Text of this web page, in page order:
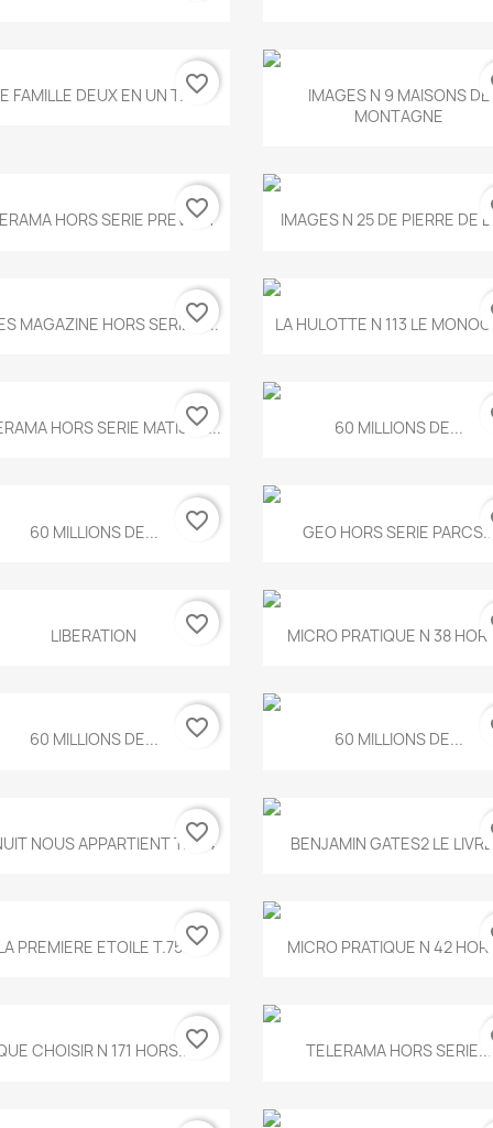
Aperçu rapide
FAMILLE DEUX EN UN T.675
favorite_border Aperçu rapide
IMAGES N 9 MAISONS DE
MONTAGNE
Aperçu rapide
HORS SERIE PREVERT
favorite_border Aperçu rapide
IMAGES N 25 DE PIERRE DE
Aperçu rapide
MAGAZINE HORS SERIE N...
favorite_border Aperçu rapide
LA HULOTTE N 113 LE
Aperçu rapide
HORS SERIE MATISSE...
favorite_border Aperçu rapide
60 MILLIONS DE...
Aperçu rapide
60 MILLIONS DE... favorite_border Aperçu rapide
GEO HORS SERIE
Aperçu rapide
LIBERATION favorite_border Aperçu rapide
MICRO PRATIQUE N 38
Aperçu rapide
60 MILLIONS DE... favorite_border Aperçu rapide
60 MILLIONS DE...
Aperçu rapide
NOUS APPARTIENT T.634
favorite_border Aperçu rapide
BENJAMIN GATES2 LE
Aperçu rapide
PREMIERE ETOILE T.755favorite_border Aperçu rapide
MICRO PRATIQUE N 42
Aperçu rapide
CHOISIR N 171 HORS...favorite_border Aperçu rapide
TELERAMA HORS SERIE...